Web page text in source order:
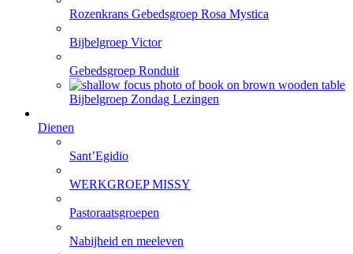
Rozenkrans Gebedsgroep Rosa Mystica
Bijbelgroep Victor
Gebedsgroep Ronduit
Bijbelgroep Zondag Lezingen
Dienen
Sant’Egidio
WERKGROEP MISSY
Pastoraatsgroepen
Nabijheid en meeleven